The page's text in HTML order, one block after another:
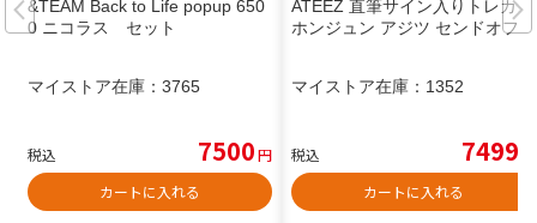
&TEAM Back to Life popup 650
0 ニコラス セット
マイストア在庫： 3765
税込 7500円
カートに入れる
ATEEZ 直筆サイン入りトレカ
ホンジュン アジツ センドオフ
マイストア在庫： 1352
税込 7499
カートに入れる